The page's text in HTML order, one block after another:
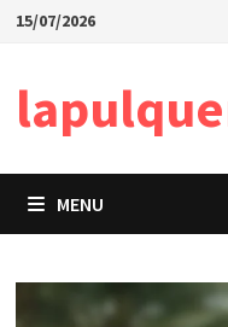
Skip15/07/2026
MENU